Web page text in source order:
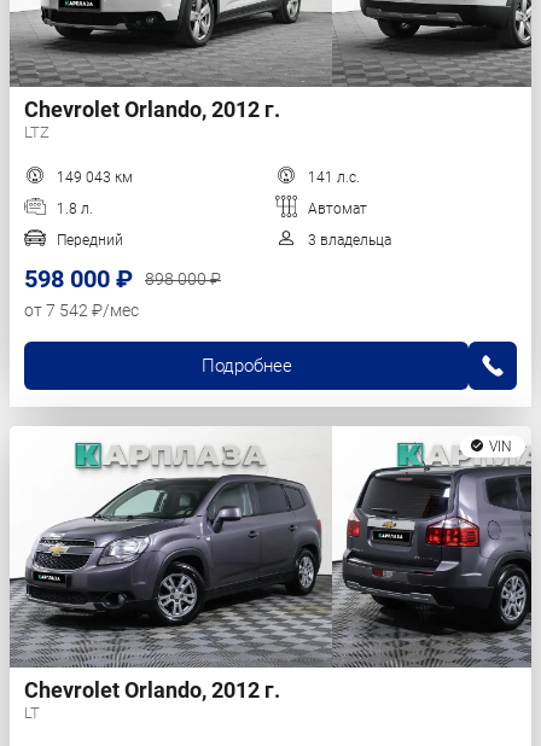
Chevrolet Orlando, 2012 г.
LTZ
149 043 км
141 л.с.
1.8 л.
Автомат
Передний
3 владельца
598 000 ₽
898 000 ₽
от 7 542 ₽/мес
Подробнее
VIN
Chevrolet Orlando, 2012 г.
LT